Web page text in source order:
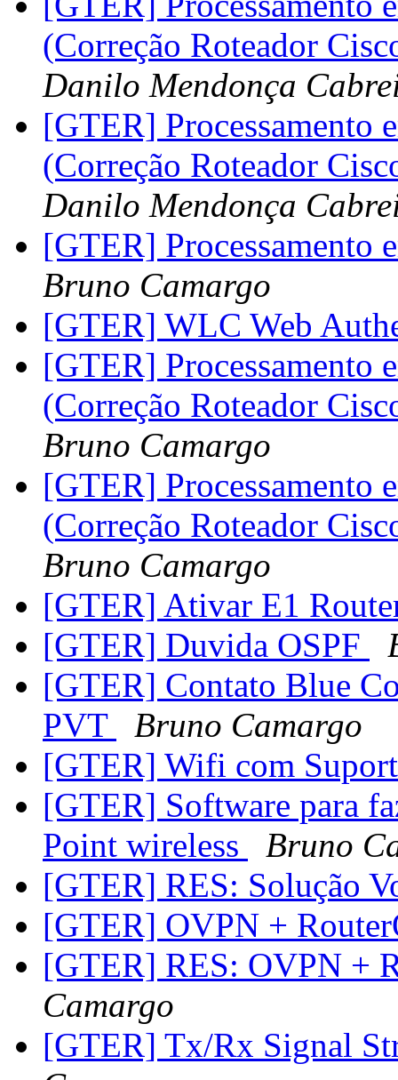
(Correção Roteador
Danilo Mendonça
[GTER] Processamento
(Correção Roteador
Danilo Mendonça
[GTER] Processamento
Bruno Camargo
[GTER] WLC Web
[GTER] Processamento
(Correção Roteador
Bruno Camargo
[GTER] Processamento
(Correção Roteador
Bruno Camargo
[GTER] Ativar E1
[GTER] Duvida OSPF
[GTER] Contato Blue
PVT
Bruno Camargo
[GTER] Wifi com
[GTER] Software para
Point wireless
Bruno
[GTER] RES: Solução
[GTER] OVPN +
[GTER] RES: OVPN +
Camargo
[GTER] Tx/Rx Signal